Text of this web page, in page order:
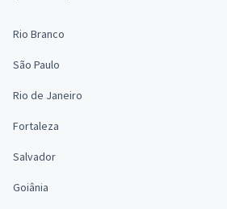
Rio Branco
São Paulo
Rio de Janeiro
Fortaleza
Salvador
Goiânia